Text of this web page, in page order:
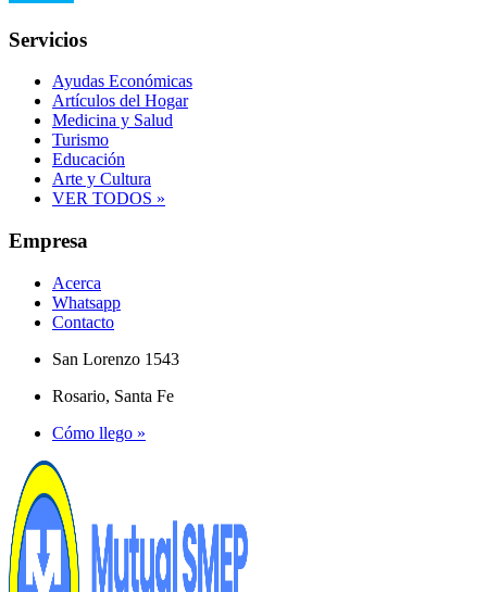
Servicios
Ayudas Económicas
Artículos del Hogar
Medicina y Salud
Turismo
Educación
Arte y Cultura
VER TODOS »
Empresa
Acerca
Whatsapp
Contacto
San Lorenzo 1543
Rosario, Santa Fe
Cómo llego »